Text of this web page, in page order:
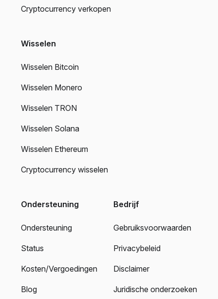
Cryptocurrency verkopen
Wisselen
Wisselen Bitcoin
Wisselen Monero
Wisselen TRON
Wisselen Solana
Wisselen Ethereum
Cryptocurrency wisselen
Ondersteuning
Ondersteuning
Status
Kosten/Vergoedingen
Blog
Bedrijf
Gebruiksvoorwaarden
Privacybeleid
Disclaimer
Juridische onderzoeken